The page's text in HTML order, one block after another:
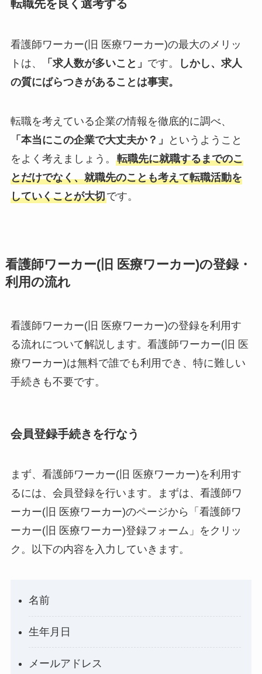
転職先を良く選考する
看護師ワーカー(旧 医療ワーカー)の最大のメリッ
トは、
「求人数が多いこと」 です。
しかし、求人
の質にばらつきがあることは事実。
転職を考えている企業の情報を徹底的に調べ、
「本当にこの企業で大丈夫か？」
というようこと
をよく考えましょう。 転職先に就職するまでのこ
とだけでなく、就職先のことも考えて転職活動を
していくことが大切です。
看護師ワーカー(旧 医療ワーカー)の登録・
利用の流れ
看護師ワーカー(旧 医療ワーカー)の登録を利用す
る流れについて解説します。看護師ワーカー(旧 医
療ワーカー)は無料で誰でも利用でき、特に難しい
手続きも不要です。
会員登録手続きを行なう
まず、看護師ワーカー(旧 医療ワーカー)を利用す
るには、会員登録を行います。まずは、看護師ワ
ーカー(旧 医療ワーカー)のページから「看護師ワ
ーカー(旧 医療ワーカー)登録フォーム」をクリッ
ク。以下の内容を入力していきます。
名前
生年月日
メールアドレス